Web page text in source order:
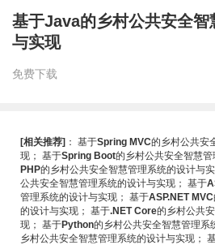
基于Java的乡村公共安全智
与实现
免费下载
[相关推荐] ： 基于Spring MVC的乡村公共安
现 ； 基于Spring Boot的乡村公共安全智慧
PHP的乡村公共安全智慧管理系统的设计与
公共安全智慧管理系统的设计与实现 ； 基于
管理系统的设计与实现 ； 基于ASP.NET MVC
的设计与实现 ； 基于.NET Core的乡村公共
现 ； 基于Python的乡村公共安全智慧管理系
乡村公共安全智慧管理系统的设计与实现 ；